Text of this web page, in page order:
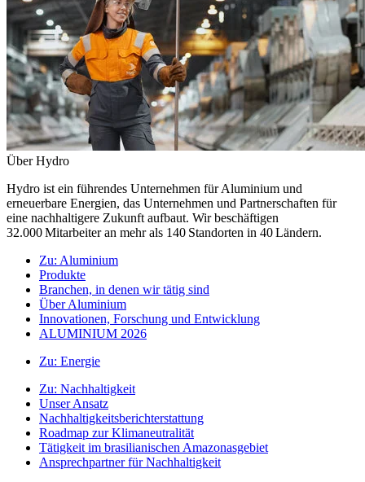
Über Hydro
Hydro ist ein führendes Unternehmen für Aluminium und
erneuerbare Energien, das Unternehmen und Partnerschaften für
eine nachhaltigere Zukunft aufbaut. Wir beschäftigen
32.000 Mitarbeiter an mehr als 140 Standorten in 40 Ländern.
Zu: Aluminium
Produkte
Branchen, in denen wir tätig sind
Über Aluminium
Innovationen, Forschung und Entwicklung
ALUMINIUM 2026
Zu: Energie
Zu: Nachhaltigkeit
Unser Ansatz
Nachhaltigkeitsberichterstattung
Roadmap zur Klimaneutralität
Tätigkeit im brasilianischen Amazonasgebiet
Ansprechpartner für Nachhaltigkeit